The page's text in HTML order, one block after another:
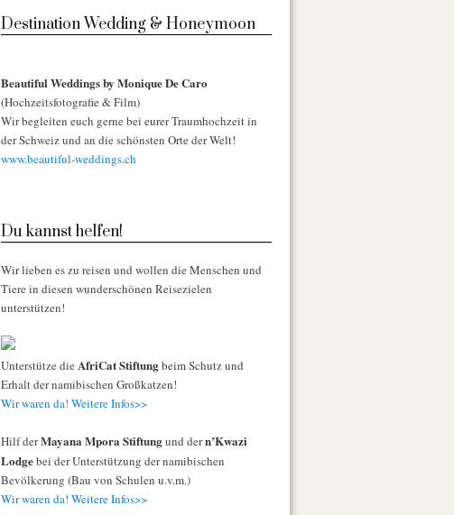
Destination Wedding & Honeymoon
Beautiful Weddings by Monique De Caro
(Hochzeitsfotografie & Film)
Wir begleiten euch gerne bei eurer Traumhochzeit in
der Schweiz und an die schönsten Orte der Welt!
www.beautiful-weddings.ch
Du kannst helfen!
Wir lieben es zu reisen und wollen die Menschen und
Tiere in diesen wunderschönen Reisezielen
unterstützen!
Unterstütze die AfriCat Stiftungbeim Schutz und
Erhalt der namibischen Großkatzen!
Wir waren da! Weitere Infos>>
Hilf derMayana Mpora Stiftungund dern’Kwazi
Lodgebei der Unterstützung der namibischen
Bevölkerung (Bau von Schulen u.v.m.)
Wir waren da! Weitere Infos>>